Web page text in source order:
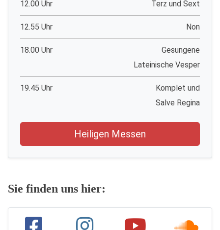
12.00 Uhr Terz und Sext
12.55 Uhr Non
18.00 Uhr
Gesungene
Lateinische Vesper
19.45 Uhr
Komplet und
Salve Regina
Heiligen Messen
Sie finden uns hier: